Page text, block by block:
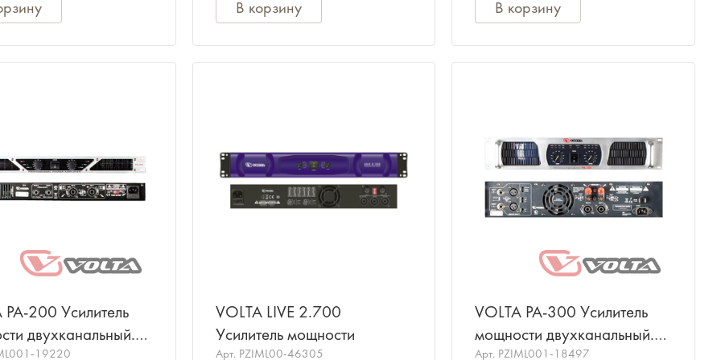
В корзину В корзину
PA-200 Усилитель
двухканальный.
19220
VOLTA LIVE 2.700
Усилитель мощности
Арт. PZIML00-46305
VOLTA PA-300 Усилитель
мощности двухканальный.
Арт. PZIML001-18497